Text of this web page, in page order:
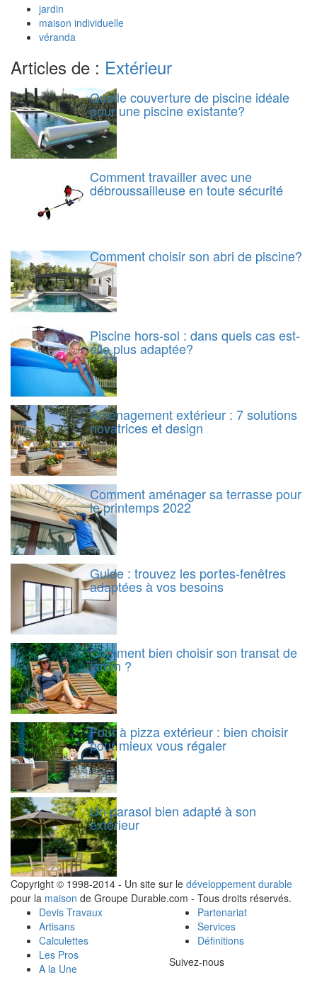
jardin
maison individuelle
véranda
Articles de : Extérieur
Quelle couverture de piscine idéale
pour une piscine existante?
Comment travailler avec une
débroussailleuse en toute sécurité
Comment choisir son abri de piscine?
Piscine hors-sol : dans quels cas est-
elle plus adaptée?
Aménagement extérieur : 7 solutions
novatrices et design
Comment aménager sa terrasse pour
le printemps 2022
Guide : trouvez les portes-fenêtres
adaptées à vos besoins
Comment bien choisir son transat de
jardin ?
Four à pizza extérieur : bien choisir
pour mieux vous régaler
Un parasol bien adapté à son
extérieur
Copyright © 1998-2014 - Un site sur le développement durable
pour la maison de Groupe Durable.com - Tous droits réservés.
Devis Travaux
Artisans
Calculettes
Les Pros
A la Une
Partenariat
Services
Définitions
Suivez-nous